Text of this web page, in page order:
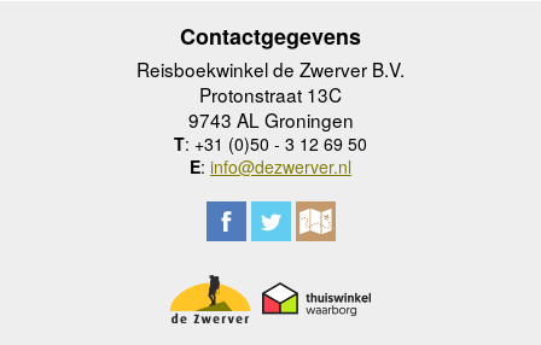
Contactgegevens
Reisboekwinkel de Zwerver B.V.
Protonstraat 13C
9743 AL Groningen
T: +31 (0)50 - 3 12 69 50
E: info@dezwerver.nl